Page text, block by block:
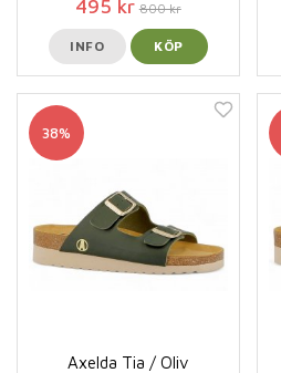
495 kr 800 kr
INFO KÖP
38%
Axelda Tia / Oliv